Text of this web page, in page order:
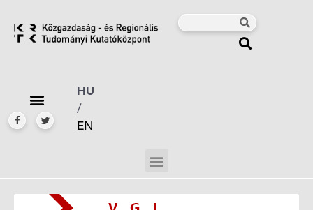
HU
/
EN